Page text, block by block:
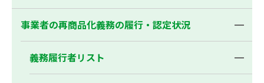
事業者の再商品化義務の履行・認定状況
義務履行者リスト